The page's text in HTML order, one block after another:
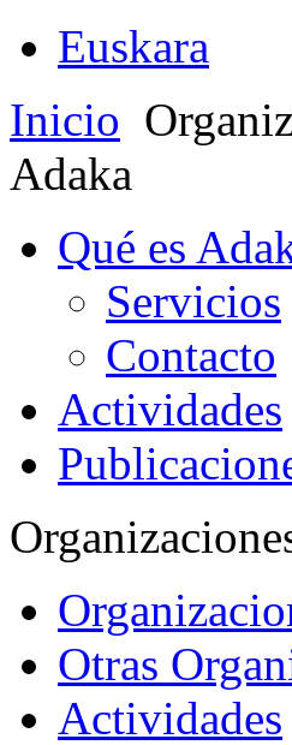
Euskara
Inicio
Adaka
Qué es
Servicios
Contacto
Actividades
Otras
Actividades